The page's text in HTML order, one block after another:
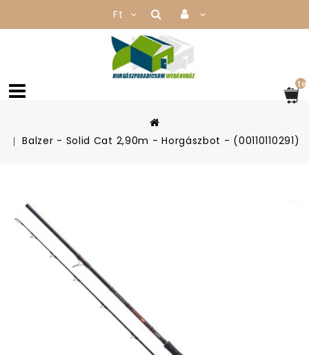
Ft
Balzer - Solid Cat 2,90m - Horgászbot - (00110110291)